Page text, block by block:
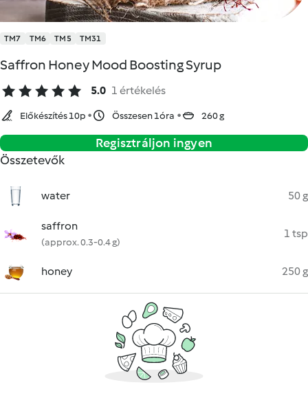
TM7 TM6 TM5 TM31
Saffron Honey Mood Boosting Syrup
5.0 1 értékelés
Előkészítés 10p Összesen 1óra 260 g
Regisztráljon ingyen
Összetevők
water 50 g
saffron
(approx. 0.3-0.4 g)
1 tsp
honey 250 g